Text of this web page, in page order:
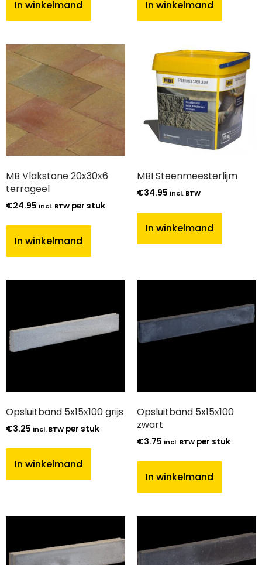
In winkelmand In winkelmand
MB Vlakstone 20x30x6
terrageel
€24.95 incl. BTW per stuk
In winkelmand
MBI Steenmeesterlijm
€34.95 incl. BTW
In winkelmand
Opsluitband 5x15x100 grijs
€3.25 incl. BTW per stuk
In winkelmand
Opsluitband 5x15x100
zwart
€3.75 incl. BTW per stuk
In winkelmand